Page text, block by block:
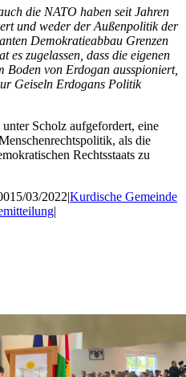
die NATO haben seit Jahren
und weder der Außenpolitik der
Demokratieabbau Grenzen
es zugelassen, dass die eigenen
Boden von Erdogan ausspioniert,
Geiseln Erdogans Politik
Scholz aufgefordert, eine
als die
Rechtsstaats zu
15/03/2022|Kurdische Gemeinde
|